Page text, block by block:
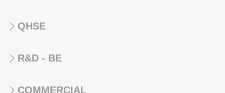
QHSE
R&D - BE
COMMERCIAL